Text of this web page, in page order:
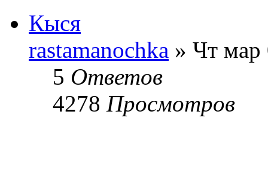
Кыся
rastamanochka » Чт мар
5 Ответов
4278 Просмотров